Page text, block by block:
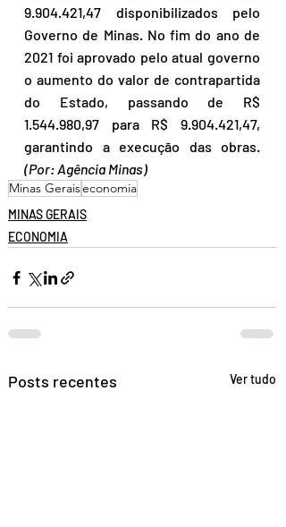
9.904.421,47 disponibilizados pelo
Governo de Minas. No fim do ano de
2021 foi aprovado pelo atual governo
o aumento do valor de contrapartida
do Estado, passando de R$
1.544.980,97 para R$ 9.904.421,47,
(Por: Agência Minas)
Minas Geraiseconomia
MINAS GERAIS
ECONOMIA
Posts recentes Ver tudo